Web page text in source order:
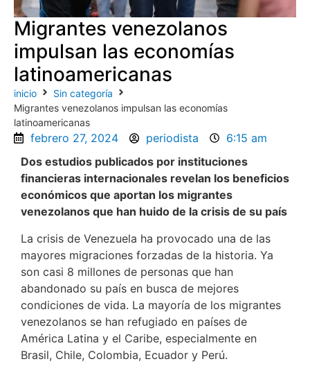
Migrantes venezolanos
impulsan las economías
latinoamericanas
inicio
Sin categoría
Migrantes venezolanos impulsan las economías
latinoamericanas
febrero 27, 2024 periodista
6:15 am
Dos estudios publicados por instituciones
financieras internacionales revelan los beneficios
económicos que aportan los migrantes
venezolanos que han huido de la crisis de su país
La crisis de Venezuela ha provocado una de las
mayores migraciones forzadas de la historia. Ya
son casi 8 millones de personas que han
abandonado su país en busca de mejores
condiciones de vida. La mayoría de los migrantes
venezolanos se han refugiado en países de
América Latina y el Caribe, especialmente en
Brasil, Chile, Colombia, Ecuador y Perú.